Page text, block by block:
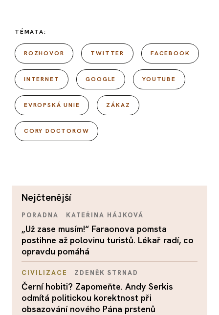
TÉMATA:
ROZHOVOR TWITTER FACEBOOK
INTERNET GOOGLE YOUTUBE
EVROPSKÁ UNIE ZÁKAZ
CORY DOCTOROW
nejčtenější
PORADNA KATEŘINA HÁJKOVÁ
„Už zase musím!“ Faraonova pomsta
postihne až polovinu turistů. Lékař radí, co
opravdu pomáhá
CIVILIZACE ZDENĚK STRNAD
Černí hobiti? Zapomeňte. Andy Serkis
odmítá politickou korektnost při
obsazování nového Pána prstenů